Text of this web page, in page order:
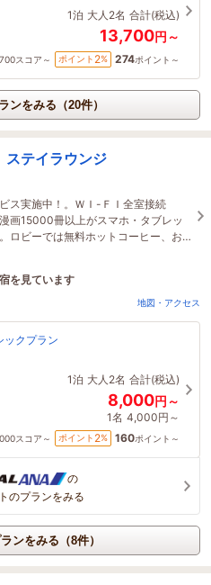
1泊 大人2名 合計(税込)
13,700円～
スコア～ ポイント 2% 274ポイント～
ンをみる（20件）
テイラウンジ
ス実施中！。ＷＩ-ＦＩ全室接続
画15000冊以上がスマホ・タブレッ
ロビーでは無料ホットコーヒー、お
ドリップコーヒー・ミネラルウォー
を見ています
約されました
地図・アクセス
クプラン
1泊 大人2名 合計(税込)
8,000円～
1名 4,000円～
スコア～ ポイント 2% 160ポイント～
の
のプランをみる
ンをみる（8件）